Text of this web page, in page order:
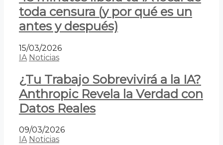
toda censura (y por qué es un
antes y después)
15/03/2026
IA Noticias
¿Tu Trabajo Sobrevivirá a la IA?
Anthropic Revela la Verdad con
Datos Reales
09/03/2026
IA Noticias